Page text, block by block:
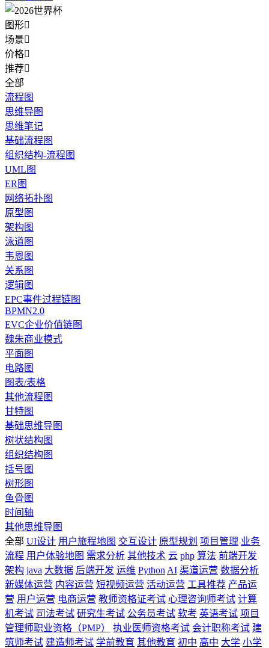
图形
场景
价格
推荐
全部
流程图
思维导图
思维笔记
基础流程图
组织结构-流程图
UML图
ER图
网络拓扑图
原型图
架构图
泳道图
韦恩图
关系图
逻辑图
EPC事件过程链图
BPMN2.0
EVC企业价值链图
魏朱商业模式
平面图
电路图
图表/表格
其他流程图
甘特图
基础思维导图
树状结构图
组织结构图
括号图
树形图
鱼骨图
时间轴
其他思维导图
全部 UI设计 用户旅程地图 交互设计 原型规划 项目管理 业务
流程 用户体验地图 需求分析 其他技术 云 php 算法 前端开发
架构 java 大数据 后端开发 运维 Python AI 渠道运营 数据分析
新媒体运营 内容运营 短视频运营 活动运营 工具推荐 产品运
营 用户运营 电商运营 教师资格证考试 心理咨询师考试 计算
机考试 司法考试 研究生考试 公务员考试 软考 英语考试 项目
管理师职业资格（PMP）
执业医师资格考试 会计职称考试 建
筑师考试 建造师考试 学前教育 其他教育 初中 高中 大学 小学